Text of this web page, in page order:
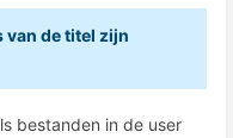
van de titel zijn
bestanden in de user